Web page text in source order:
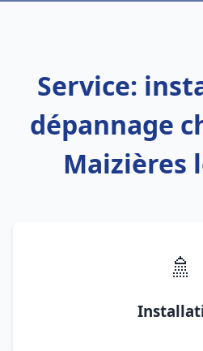
Service:
dépannage
Maizières
🚿